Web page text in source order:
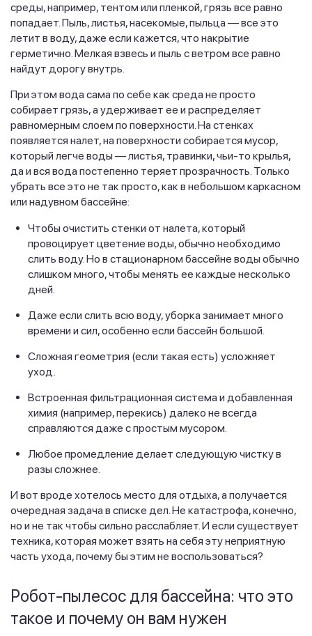
среды, например, тентом или пленкой, грязь все равно
попадает. Пыль, листья, насекомые, пыльца — все это
летит в воду, даже если кажется, что накрытие
герметично. Мелкая взвесь и пыль с ветром все равно
найдут дорогу внутрь.
При этом вода сама по себе как среда не просто
собирает грязь, а удерживает ее и распределяет
равномерным слоем по поверхности. На стенках
появляется налет, на поверхности собирается мусор,
который легче воды — листья, травинки, чьи-то крылья,
да и вся вода постепенно теряет прозрачность. Только
убрать все это не так просто, как в небольшом каркасном
или надувном бассейне:
Чтобы очистить стенки от налета, который
провоцирует цветение воды, обычно необходимо
слить воду. Но в стационарном бассейне воды обычно
слишком много, чтобы менять ее каждые несколько
дней.
Даже если слить всю воду, уборка занимает много
времени и сил, особенно если бассейн большой.
Сложная геометрия (если такая есть) усложняет
уход.
Встроенная фильтрационная система и добавленная
химия (например, перекись) далеко не всегда
справляются даже с простым мусором.
Любое промедление делает следующую чистку в
разы сложнее.
И вот вроде хотелось место для отдыха, а получается
очередная задача в списке дел. Не катастрофа, конечно,
но и не так чтобы сильно расслабляет. И если существует
техника, которая может взять на себя эту неприятную
часть ухода, почему бы этим не воспользоваться?
Робот-пылесос для бассейна: что это
такое и почему он вам нужен